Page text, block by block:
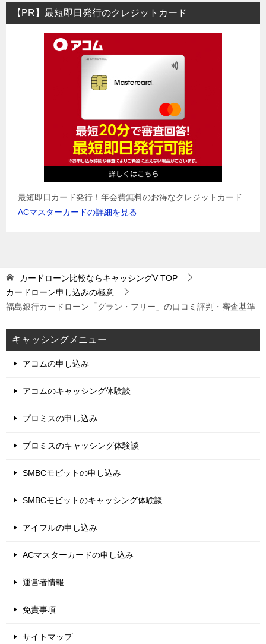
【PR】最短即日発行のクレジットカード
最短即日カード発行！年会費無料のお得なクレジットカード
ACマスターカードの詳細を見る
カードローン比較ならキャッシングVTOP
カードローン申し込みの極意
福島銀行カードローン「グラン・フリー」の口コミ評判・審査基準
キャッシングメニュー
アコムの申し込み
アコムのキャッシング体験談
プロミスの申し込み
プロミスのキャッシング体験談
SMBCモビットの申し込み
SMBCモビットのキャッシング体験談
アイフルの申し込み
ACマスターカードの申し込み
運営者情報
免責事項
サイトマップ